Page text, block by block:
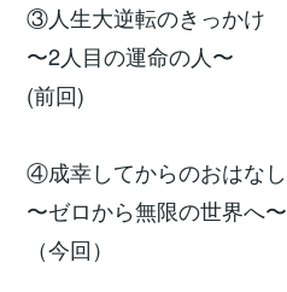
③人生大逆転のきっかけ
〜2人目の運命の人〜
(前回)
④成幸してからのおはなし
〜ゼロから無限の世界へ〜
（今回）